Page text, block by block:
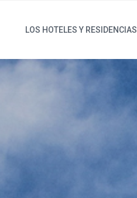
LOS HOTELES Y RESIDENCIAS